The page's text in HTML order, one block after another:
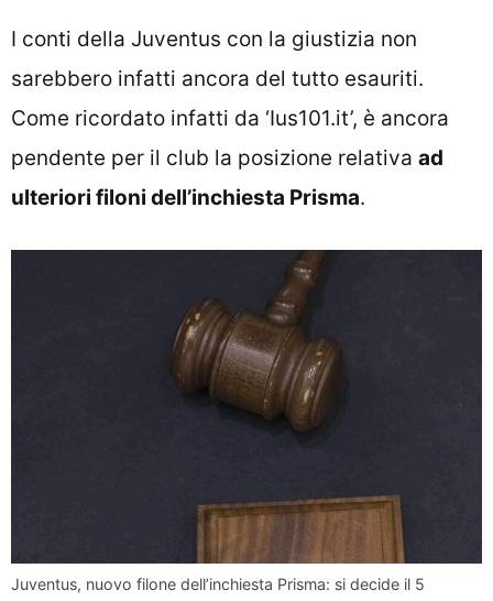
I conti della Juventus con la giustizia non
sarebbero infatti ancora del tutto esauriti.
Come ricordato infatti da ‘Ius101.it’, è ancora
pendente per il club la posizione relativa ad
ulteriori filoni dell’inchiesta Prisma.
Juventus, nuovo filone dell’inchiesta Prisma: si decide il 5